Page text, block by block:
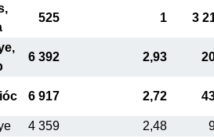
525 1 3
6 392 2,93
6 917 2,72
4 359 2,48